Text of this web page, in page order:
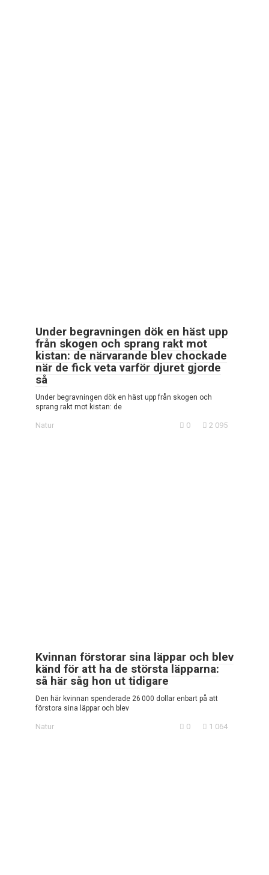
Under begravningen dök en häst upp
från skogen och sprang rakt mot
kistan: de närvarande blev chockade
när de fick veta varför djuret gjorde
så
Under begravningen dök en häst upp från skogen och
sprang rakt mot kistan: de
Natur 0 2 095
Kvinnan förstorar sina läppar och blev
känd för att ha de största läpparna:
så här såg hon ut tidigare
Den här kvinnan spenderade 26 000 dollar enbart på att
förstora sina läppar och blev
Natur 0 1 064